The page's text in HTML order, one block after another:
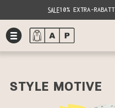
SALE10% EXTRA-RABATT
STYLE MOTIVE